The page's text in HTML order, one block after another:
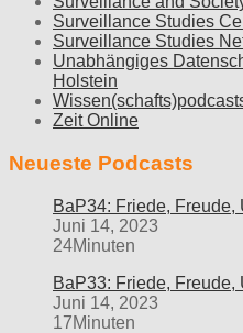
Surveillance Studies
Surveillance Studies
Unabhängiges
Holstein
Zeit Online
Neueste Podcasts
BaP34: Friede, Freude,
Juni 14, 2023
24Minuten
BaP33: Friede, Freude,
Juni 14, 2023
17Minuten